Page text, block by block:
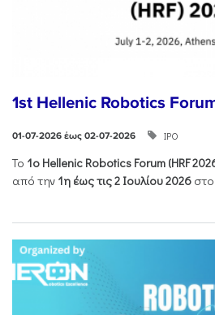
1st Hellenic Robotics
01-07-2026 έως 02-07-2026 ΙΡΟ
Το 1ο Hellenic Robotics Forum (HRF
από την 1η έως τις 2 Ιουλίου 2026